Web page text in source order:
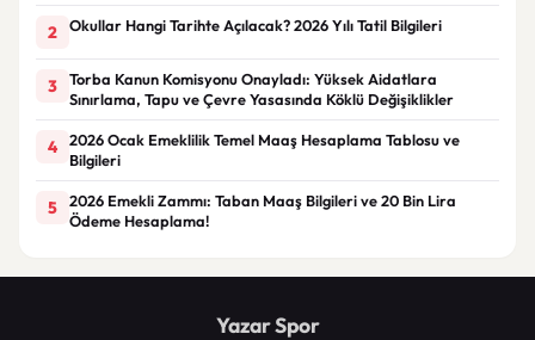
2 Okullar Hangi Tarihte Açılacak? 2026 Yılı Tatil Bilgileri
3
Torba Kanun Komisyonu Onayladı: Yüksek Aidatlara
Sınırlama, Tapu ve Çevre Yasasında Köklü Değişiklikler
4
2026 Ocak Emeklilik Temel Maaş Hesaplama Tablosu ve
Bilgileri
5
2026 Emekli Zammı: Taban Maaş Bilgileri ve 20 Bin Lira
Ödeme Hesaplama!
Yazar Spor